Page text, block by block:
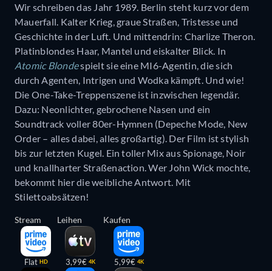
Wir schreiben das Jahr 1989. Berlin steht kurz vor dem
Mauerfall. Kalter Krieg, graue Straßen, Tristesse und
Geschichte in der Luft. Und mittendrin: Charlize Theron.
Platinblondes Haar, Mantel und eiskalter Blick. In
Atomic Blondespielt sie eine MI6-Agentin, die sich
durch Agenten, Intrigen und Wodka kämpft. Und wie!
Die One-Take-Treppenszene ist inzwischen legendär.
Dazu: Neonlichter, gebrochene Nasen und ein
Soundtrack voller 80er-Hymnen (Depeche Mode, New
Order – alles dabei, alles großartig). Der Film ist stylish
bis zur letzten Kugel. Ein toller Mix aus Spionage, Noir
und knallharter Straßenaction. Wer John Wick mochte,
bekommt hier die weibliche Antwort. Mit
Stilettoabsätzen!
Stream
Flat HD
Leihen
3,99€ 4K
Kaufen
5,99€ 4K